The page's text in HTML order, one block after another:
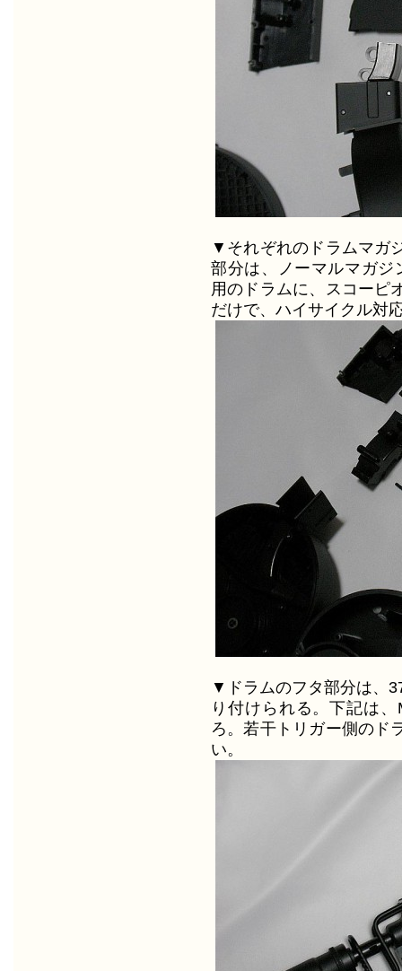
▼それぞれのドラムマガ
部分は、ノーマルマガジ
用のドラムに、スコーピ
だけで、ハイサイクル対
▼ドラムのフタ部分は、
り付けられる。下記は
ろ。若干トリガー側のド
い。